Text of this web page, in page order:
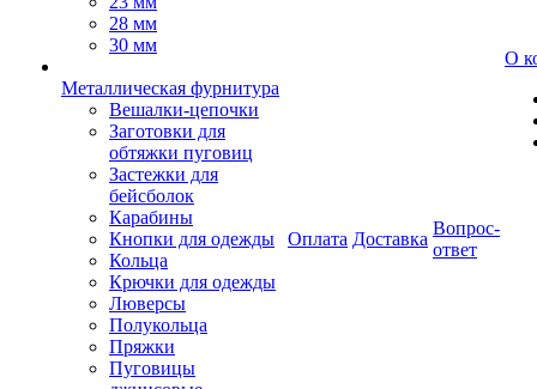
28 мм
30 мм
Металлическая фурнитура
Вешалки-цепочки
Заготовки для
обтяжки пуговиц
Застежки для
бейсболок
Карабины
Кнопки для одежды
Кольца
Крючки для одежды
Люверсы
Полукольца
Пряжки
Пуговицы
Оплата Доставка
Вопрос-
ответ
О